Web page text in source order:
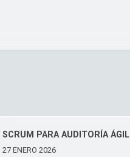
SCRUM PARA AUDITORÍA ÁGIL
27 ENERO 2026